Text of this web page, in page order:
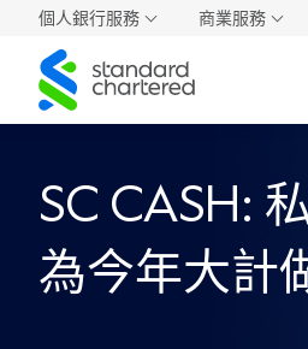
個人銀行服務 商業服務
Standard
Chartered
SC CASH:
為今年大計